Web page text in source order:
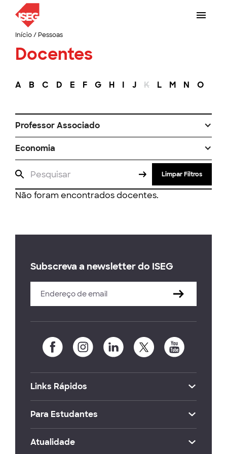
Início/ Pessoas
Docentes
A B C D E F G H I J K L M N O
Professor Associado
Economia
Limpar Filtros
Não foram encontrados docentes.
Subscreva a newsletter do ISEG
Links Rápidos
Para Estudantes
Atualidade